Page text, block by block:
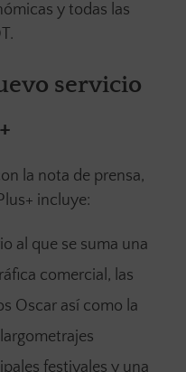
y todas las
servicio
la nota de prensa,
incluye:
al que se suma una
comercial, las
Oscar así como la
festivales y una